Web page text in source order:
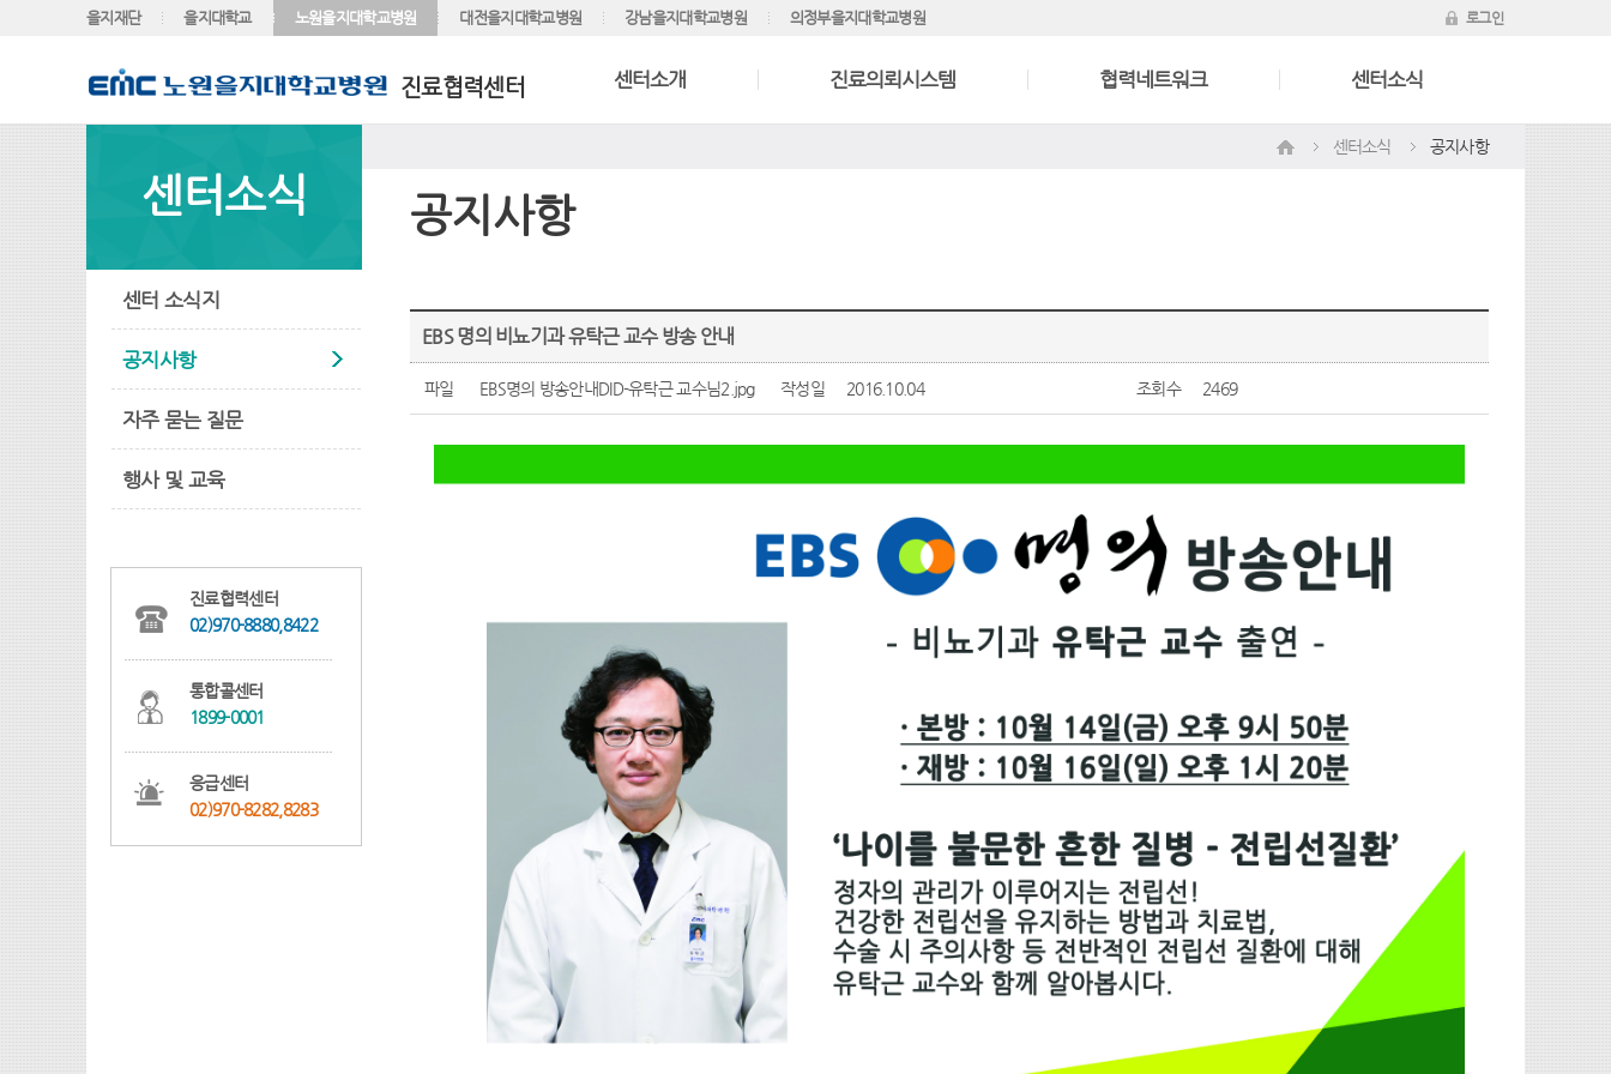
을지재단 을지대학교 노원을지대학교병원 대전을지대학교병원 강남을지대학교병원 의정부을지대학교병원 로그인
진료협력센터 센터소개 진료의뢰시스템 협력네트워크 센터소식
센터소식
센터 소식지
공지사항
자주 묻는 질문
행사 및 교육
진료협력센터
02)970-8880,8422
통합콜센터
1899-0001
응급센터
02)970-8282,8283
센터소식 공지사항
공지사항
EBS 명의 비뇨기과 유탁근 교수 방송 안내
파일 EBS명의 방송안내DID-유탁근 교수님2.jpg 작성일 2016.10.04 조회수 2469